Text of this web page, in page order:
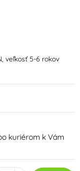
veľkosť 5-6 rokov
kuriérom k Vám